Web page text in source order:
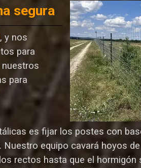
segura
, y nos
para
para
es fijar los postes con
equipo cavará hoyos
rectos hasta que el hormigón